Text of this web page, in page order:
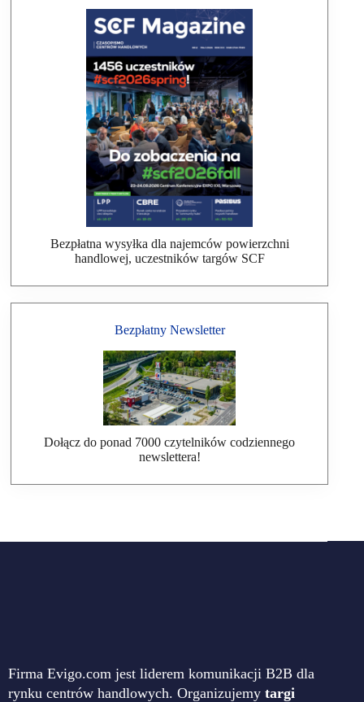
Bezpłatna wysyłka dla najemców powierzchni
handlowej, uczestników targów SCF
Bezpłatny Newsletter
Dołącz do ponad 7000 czytelników codziennego
newslettera!
Firma Evigo.com jest liderem komunikacji B2B dla
rynku centrów handlowych. Organizujemy targi